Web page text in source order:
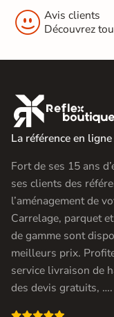
 Avis clients
Découvrez

La référence en
Fort de ses 15 ans
ses clients des
l’aménagement de
Carrelage, parquet
de gamme sont
meilleurs prix.
service livraison de
des devis gratuits,